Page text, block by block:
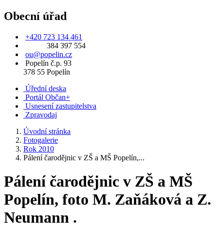
Obecní úřad
+420 723 134 461
384 397 554
ou@popelin.cz
Popelín č.p. 93
378 55 Popelín
Úřední deska
Portál Občan+
Usnesení zastupitelstva
Zpravodaj
Úvodní stránka
Fotogalerie
Rok 2010
Pálení čarodějnic v ZŠ a MŠ Popelín,...
Pálení čarodějnic v ZŠ a MŠ
Popelín, foto M. Zaňáková a Z.
Neumann .